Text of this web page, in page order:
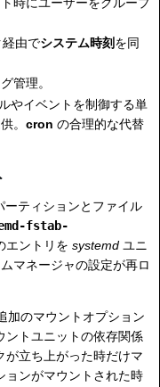
由でシステム時刻を同
管理。
やイベントを制御する単
。cron の合理的な代替
ーティションとファイル
fstab-
エントリをsystemd ユニ
マネージャの設定が再ロ
加のマウントオプション
ントユニットの依存関係
が立ち上がった時だけマ
ョンがマウントされた時